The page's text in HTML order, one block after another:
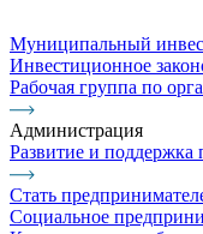
Муниципальный
Инвестиционное
Рабочая группа по
Администрация
Развитие и поддержка
Стать
Социальное